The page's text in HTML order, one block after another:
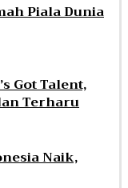
Piala Dunia
Got Talent,
Terharu
Naik,